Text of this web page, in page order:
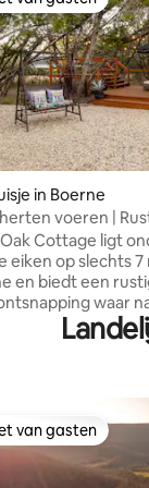
van 5 op 5,
van gasten
in Boerne
voeren |
in de heuvels
Cottage ligt
eiken op slechts
en biedt een
waar
terwijl herten
de prachtige
bezoeken. Een
snelle wifi
zorgen voor
van gasten
van gasten